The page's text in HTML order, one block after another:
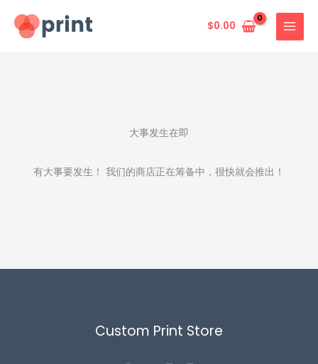
$0.00
大事发生在即
有大事要发生！ 我们的商店正在筹备中，很快就会推出！
Custom Print Store